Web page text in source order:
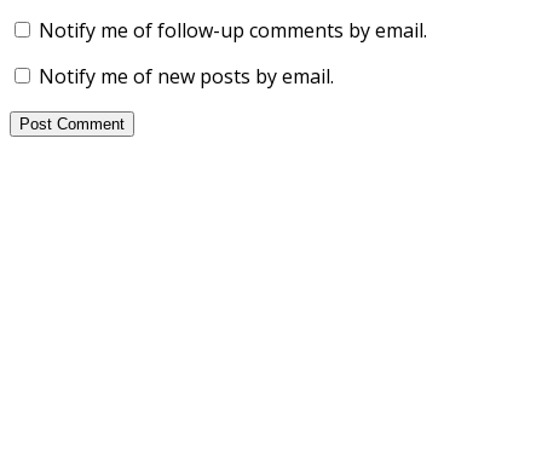
Notify me of follow-up comments by email.
Notify me of new posts by email.